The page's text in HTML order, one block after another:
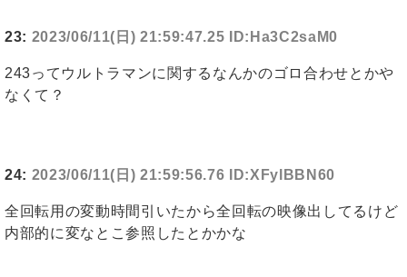
23: 2023/06/11(日) 21:59:47.25 ID:Ha3C2saM0
243ってウルトラマンに関するなんかのゴロ合わせとかや
なくて？
24: 2023/06/11(日) 21:59:56.76 ID:XFylBBN60
全回転用の変動時間引いたから全回転の映像出してるけど
内部的に変なとこ参照したとかかな